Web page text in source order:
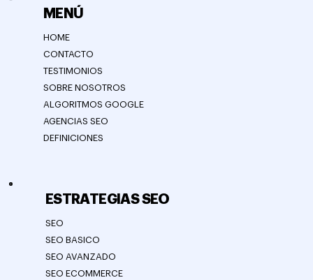
MENÚ
HOME
CONTACTO
TESTIMONIOS
SOBRE NOSOTROS
ALGORITMOS GOOGLE
AGENCIAS SEO
DEFINICIONES
ESTRATEGIAS SEO
SEO
SEO BASICO
SEO AVANZADO
SEO ECOMMERCE